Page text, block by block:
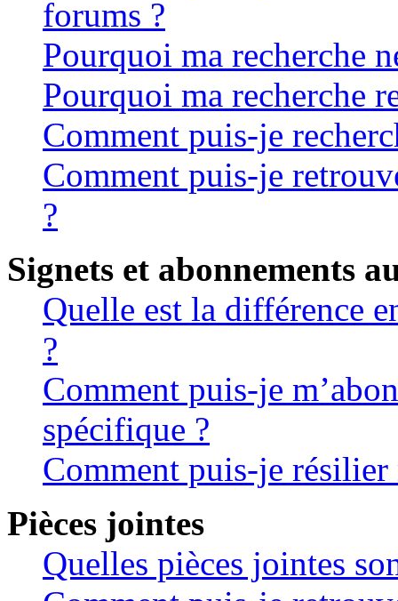
forums ?
Pourquoi ma recherche
Pourquoi ma recherche
Comment puis-je
Comment puis-je
?
Signets et abonnements
Quelle est la différence
?
Comment puis-je
spécifique ?
Comment puis-je résilier
Pièces jointes
Quelles pièces jointes